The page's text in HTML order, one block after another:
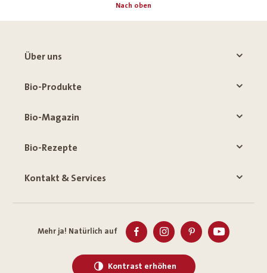
Nach oben
Über uns
Bio-Produkte
Bio-Magazin
Bio-Rezepte
Kontakt & Services
Mehr ja! Natürlich auf
Kontrast erhöhen